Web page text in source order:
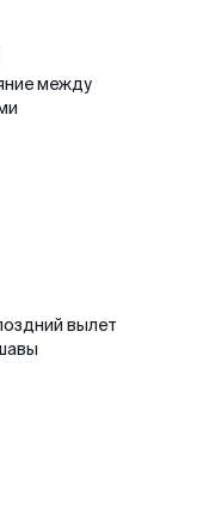
между
вылет